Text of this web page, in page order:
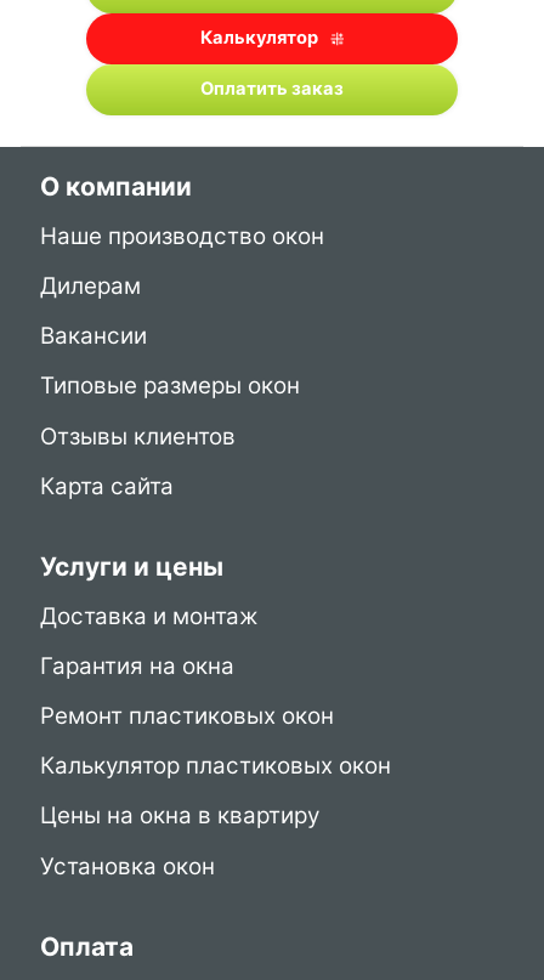
Калькулятор
Оплатить заказ
О компании
Наше производство окон
Дилерам
Вакансии
Типовые размеры окон
Отзывы клиентов
Карта сайта
Услуги и цены
Доставка и монтаж
Гарантия на окна
Ремонт пластиковых окон
Калькулятор пластиковых окон
Цены на окна в квартиру
Установка окон
Оплата